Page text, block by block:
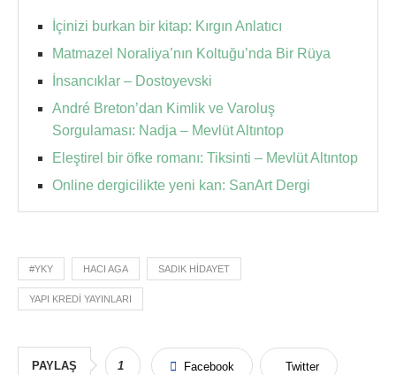
İçinizi burkan bir kitap: Kırgın Anlatıcı
Matmazel Noraliya’nın Koltuğu’nda Bir Rüya
İnsancıklar – Dostoyevski
André Breton’dan Kimlik ve Varoluş
Sorgulaması: Nadja – Mevlüt Altıntop
Eleştirel bir öfke romanı: Tiksinti – Mevlüt Altıntop
Online dergicilikte yeni kan: SanArt Dergi
#YKY HACI AGA SADIK HIDAYET
YAPI KREDI YAYINLARI
PAYLAŞ 1 Facebook Twitter